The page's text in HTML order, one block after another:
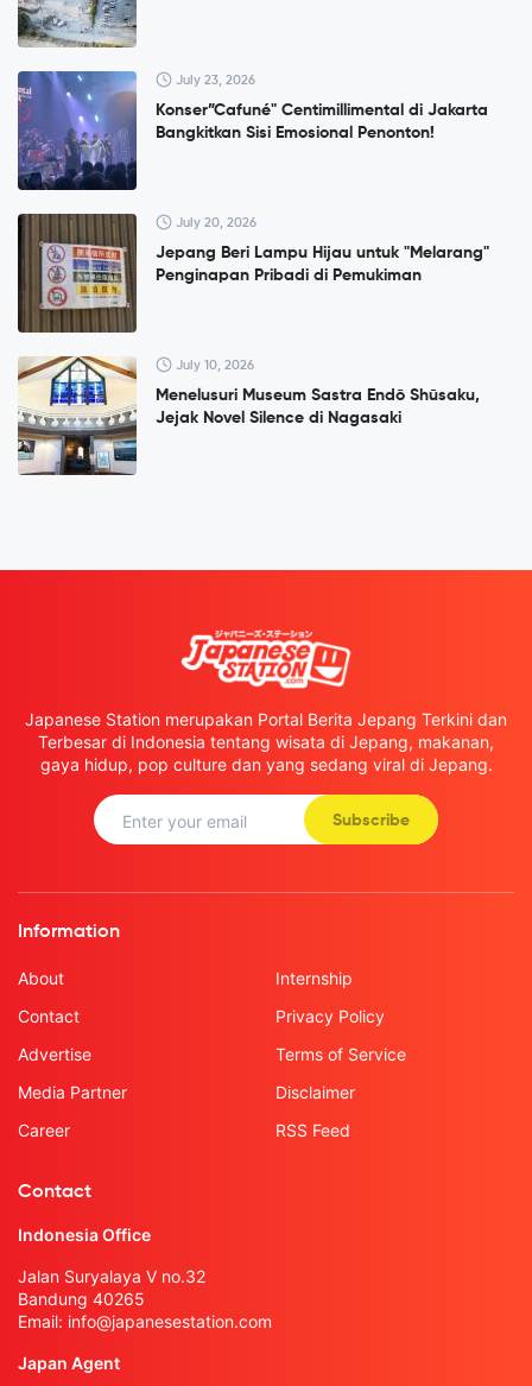
July 23, 2026
Konser”Cafuné" Centimillimental di Jakarta
Bangkitkan Sisi Emosional Penonton!
July 20, 2026
Jepang Beri Lampu Hijau untuk "Melarang"
Penginapan Pribadi di Pemukiman
July 10, 2026
Menelusuri Museum Sastra Endō Shūsaku,
Jejak Novel Silence di Nagasaki
Japanese Station merupakan Portal Berita Jepang Terkini dan
Terbesar di Indonesia tentang wisata di Jepang, makanan,
gaya hidup, pop culture dan yang sedang viral di Jepang.
Subscribe
Information
About
Contact
Advertise
Media Partner
Career
Internship
Privacy Policy
Terms of Service
Disclaimer
RSS Feed
Contact
Indonesia Office
Jalan Suryalaya V no.32
Bandung 40265
Email: info@japanesestation.com
Japan Agent